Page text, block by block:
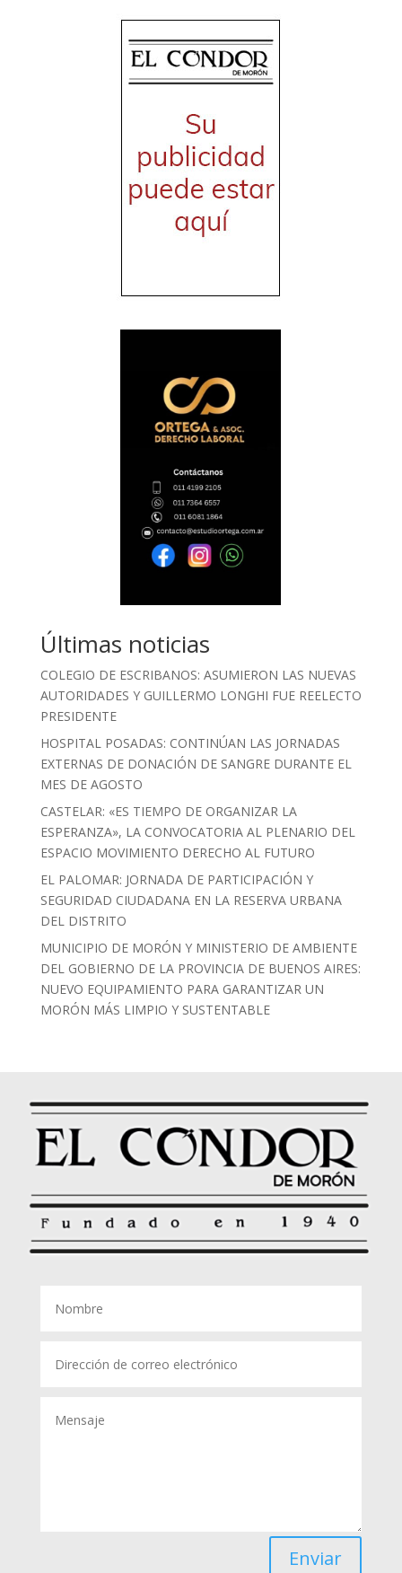
Últimas noticias
COLEGIO DE ESCRIBANOS: ASUMIERON LAS NUEVAS
AUTORIDADES Y GUILLERMO LONGHI FUE REELECTO
PRESIDENTE
HOSPITAL POSADAS: CONTINÚAN LAS JORNADAS
EXTERNAS DE DONACIÓN DE SANGRE DURANTE EL
MES DE AGOSTO
CASTELAR: «ES TIEMPO DE ORGANIZAR LA
ESPERANZA», LA CONVOCATORIA AL PLENARIO DEL
ESPACIO MOVIMIENTO DERECHO AL FUTURO
EL PALOMAR: JORNADA DE PARTICIPACIÓN Y
SEGURIDAD CIUDADANA EN LA RESERVA URBANA
DEL DISTRITO
MUNICIPIO DE MORÓN Y MINISTERIO DE AMBIENTE
DEL GOBIERNO DE LA PROVINCIA DE BUENOS AIRES:
NUEVO EQUIPAMIENTO PARA GARANTIZAR UN
MORÓN MÁS LIMPIO Y SUSTENTABLE
Enviar